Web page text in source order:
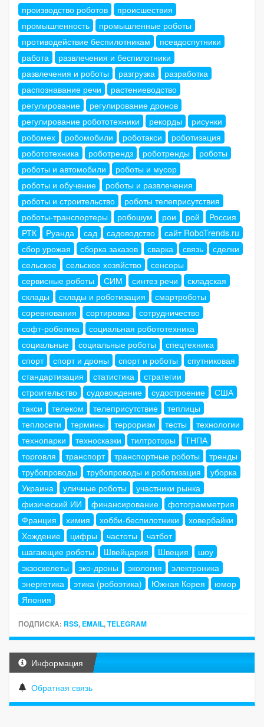
производство роботов
происшествия
промышленность
промышленные роботы
противодействие беспилотникам
псевдоспутники
работа
развлечения и беспилотники
развлечения и роботы
разгрузка
разработка
распознавание речи
растениеводство
регулирование
регулирование дронов
регулирование робототехники
рекорды
рисунки
робомех
робомобили роботакси
роботизация
робототехника
роботрендз роботренды
роботы
роботы и автомобили
роботы и мусор
роботы и обучение
роботы и развлечения
роботы и строительство
роботы телеприсутствия
роботы-транспортеры
робошум рои рой
Россия
РТК
Руанда сад садоводство
сайт RoboTrends.ru
сбор урожая
сборка заказов сварка связь
сделки
сельское
сельское хозяйство
сенсоры
сервисные роботы
СИМ синтез речи
складская
склады
склады и роботизация
смартроботы
соревнования
сортировка
сотрудничество
софт-роботика
социальная робототехника
социальные
социальные роботы
спецтехника
спорт
спорт и дроны спорт и роботы
спутниковая
стандартизация
статистика
стратегии
строительство
судовождение судостроение
США
такси
телеком телеприсутствие
теплицы
теплосети
термины терроризм тесты
технологии
технопарки
техносказки тилтроторы
ТНПА
торговля
транспорт транспортные роботы
тренды
трубопроводы
трубопроводы и роботизация
уборка
Украина
уличные роботы
участники рынка
физический ИИ
финансирование
фотограмметрия
Франция
химия хобби-беспилотники
ховербайки
Хождение
цифры частоты
чатбот
шагающие роботы
Швейцария Швеция
шоу
экзоскелеты
эко-дроны экология
электроника
энергетика
этика (робоэтика) Южная Корея
юмор
Япония
ПОДПИСКА: RSS, EMAIL,TELEGRAM
Информация
Обратная связь